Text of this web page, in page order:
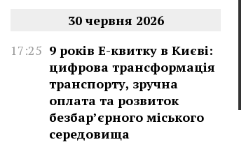
30 червня 2026
17:25 9 років Е-квитку в Києві:
цифрова трансформація
транспорту, зручна
оплата та розвиток
безбар’єрного міського
середовища